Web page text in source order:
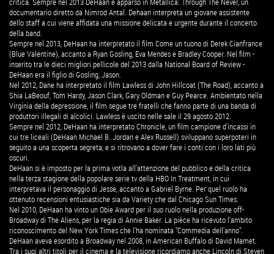
critica. Sempre nel 2013 DeHaan è apparso in Metallica: Through The Never, un
documentario diretto da Nimrod Antal. Dehaan interpreta un giovane assistente
dello staff a cui viene affidata una missione delicata e urgente durante il concerto
della band.
Sempre nel 2013, DeHaan ha interpretato il film Come un tuono di Derek Cianfrance
(Blue Valentine), accanto a Ryan Gosling, Eva Mendes e Bradley Cooper. Nel film -
inserito tra le dieci migliori pellicole del 2013 dalla National Board of Review -
DeHaan era il figlio di Gosling, Jason.
Nel 2012, Dane ha interpretato il film Lawless di John Hillcoat (The Road), accanto a
Shia LaBeouf, Tom Hardy, Jason Clark, Gary Oldman e Guy Pearce. Ambientato nella
Virginia della depressione, il film segue tre fratelli che fanno parte di una banda di
produttori illegali di alcolici. Lawless è uscito nelle sale il 29 agosto 2012.
Sempre nel 2012, DeHaan ha interpretato Chronicle, un film campione d'incassi in
cui tre liceali (DeHaan Michael B. Jordan e Alex Russell) sviluppano superpoteri in
seguito a una scoperta segreta, e si ritrovano a dover fare i conti con i loro lati più
oscuri.
DeHaan si è imposto per la prima votla all'attenzione del pubblico e della critica
nella terza stagione della popolare serie tv della HBO In Treatment, in cui
interpretava il personaggio di Jesse, accanto a Gabriel Byrne. Per quel ruolo ha
ottenuto recensioni entusiastiche sia da Variety che dal Chicago Sun Times.
Nel 2010, DeHaan ha vinto un Obie Award per il suo ruolo nella produzione off-
Broadway di The Aliens, per la regia di Annie Baker. La pièce ha ricevuto l'ambito
riconoscimento del New York Times che l'ha nominata "Commedia dell'anno".
DeHaan aveva esordito a Broadway nel 2008, in American Buffalo di David Mamet.
Tra i suoi altri titoli per il cinema e la televisione ricordiamo anche Lincoln di Steven